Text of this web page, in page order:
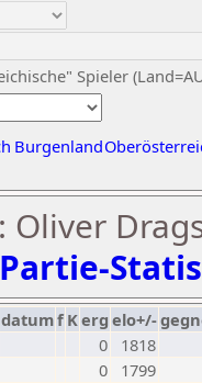
Spieler
Burgenland
Oliver
datumf Kerg elo+/-
0
1818
0
1799